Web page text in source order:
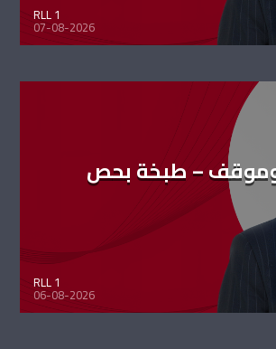
RLL 1
07-08-2026
– طبخة بحص
RLL 1
06-08-2026